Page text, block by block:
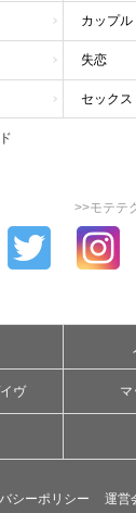
カップル
失恋
セックス
>>モテテ
ヴ マ
シーポリシー 運営